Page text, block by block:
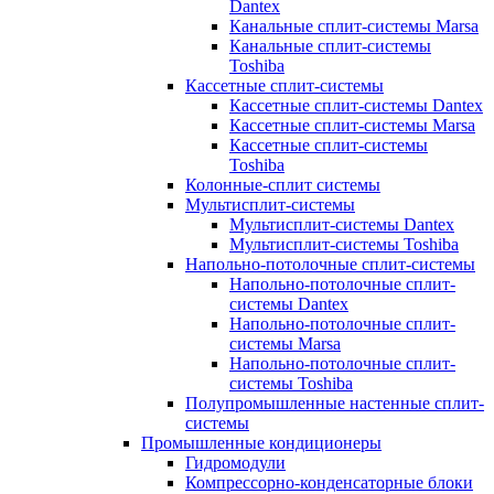
Dantex
Канальные сплит-системы Marsa
Канальные сплит-системы
Toshiba
Кассетные сплит-системы
Кассетные сплит-системы Dantex
Кассетные сплит-системы Marsa
Кассетные сплит-системы
Toshiba
Колонные-сплит системы
Мультисплит-системы
Мультисплит-системы Dantex
Мультисплит-системы Toshiba
Напольно-потолочные сплит-системы
Напольно-потолочные сплит-
системы Dantex
Напольно-потолочные сплит-
системы Marsa
Напольно-потолочные сплит-
системы Toshiba
Полупромышленные настенные сплит-
системы
Промышленные кондиционеры
Гидромодули
Компрессорно-конденсаторные блоки